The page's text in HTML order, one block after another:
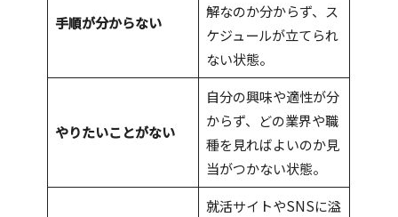
手順が分からない
解なのか分からず、ス
ケジュールが立てられ
ない状態。
やりたいことがない
自分の興味や適性が分
からず、どの業界や職
種を見ればよいのか見
当がつかない状態。
就活サイトやSNSに溢